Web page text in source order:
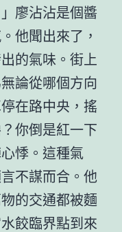
廖沾沾是個醬
他聞出來了，
的氣味。街上
論從哪個方向
在路中央，搖
你倒是紅一下
悸。這種氣
不謀而合。他
的交通都被麵
餃臨界點到來